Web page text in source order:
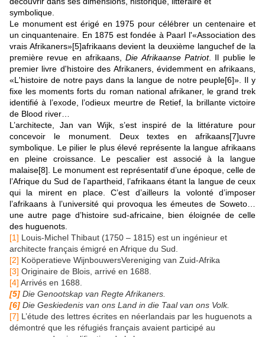
symbolique.
Le monument est érigé en 1975 pour célébrer un centenaire et
un cinquantenaire. En 1875 est fondée à Paarl l'«Association des
vrais Afrikaners»[5]afrikaans devient la deuxième languchef de la
première revue en afrikaans,Die Afrikaanse Patriot. Il publie le
premier livre d'histoire des Afrikaners, évidemment en afrikaans,
«L'histoire de notre pays dans la langue de notre peuple[6]». Il y
fixe les moments forts du roman national afrikaner, le grand trek
identifié à l’exode, l’odieux meurtre de Retief, la brillante victoire
de Blood river…
L’architecte, Jan van Wijk, s’est inspiré de la littérature pour
concevoir le monument. Deux textes en afrikaans[7]uvre
symbolique. Le pilier le plus élevé représente la langue afrikaans
en pleine croissance. Le pescalier est associé à la langue
malaise[8] . Le monument est représentatif d’une époque, celle de
l’Afrique du Sud de l’apartheid, l’afrikaans étant la langue de ceux
qui la mirent en place. C’est d’ailleurs la volonté d’imposer
l’afrikaans à l’université qui provoqua les émeutes de Soweto…
une autre page d’histoire sud-africaine, bien éloignée de celle
des huguenots.
[1] Louis-Michel Thibaut (1750 – 1815) est un ingénieur et
architecte français émigré en Afrique du Sud.
[2] Koöperatieve WijnbouwersVereniging van Zuid-Afrika
[3] Originaire de Blois, arrivé en 1688.
[4] Arrivés en 1688.
[5] Die Genootskap van Regte Afrikaners.
[6] Die Geskiedenis van ons Land in die Taal van ons Volk.
[7] L’étude des lettres écrites en néerlandais par les huguenots a
démontré que les réfugiés français avaient participé au